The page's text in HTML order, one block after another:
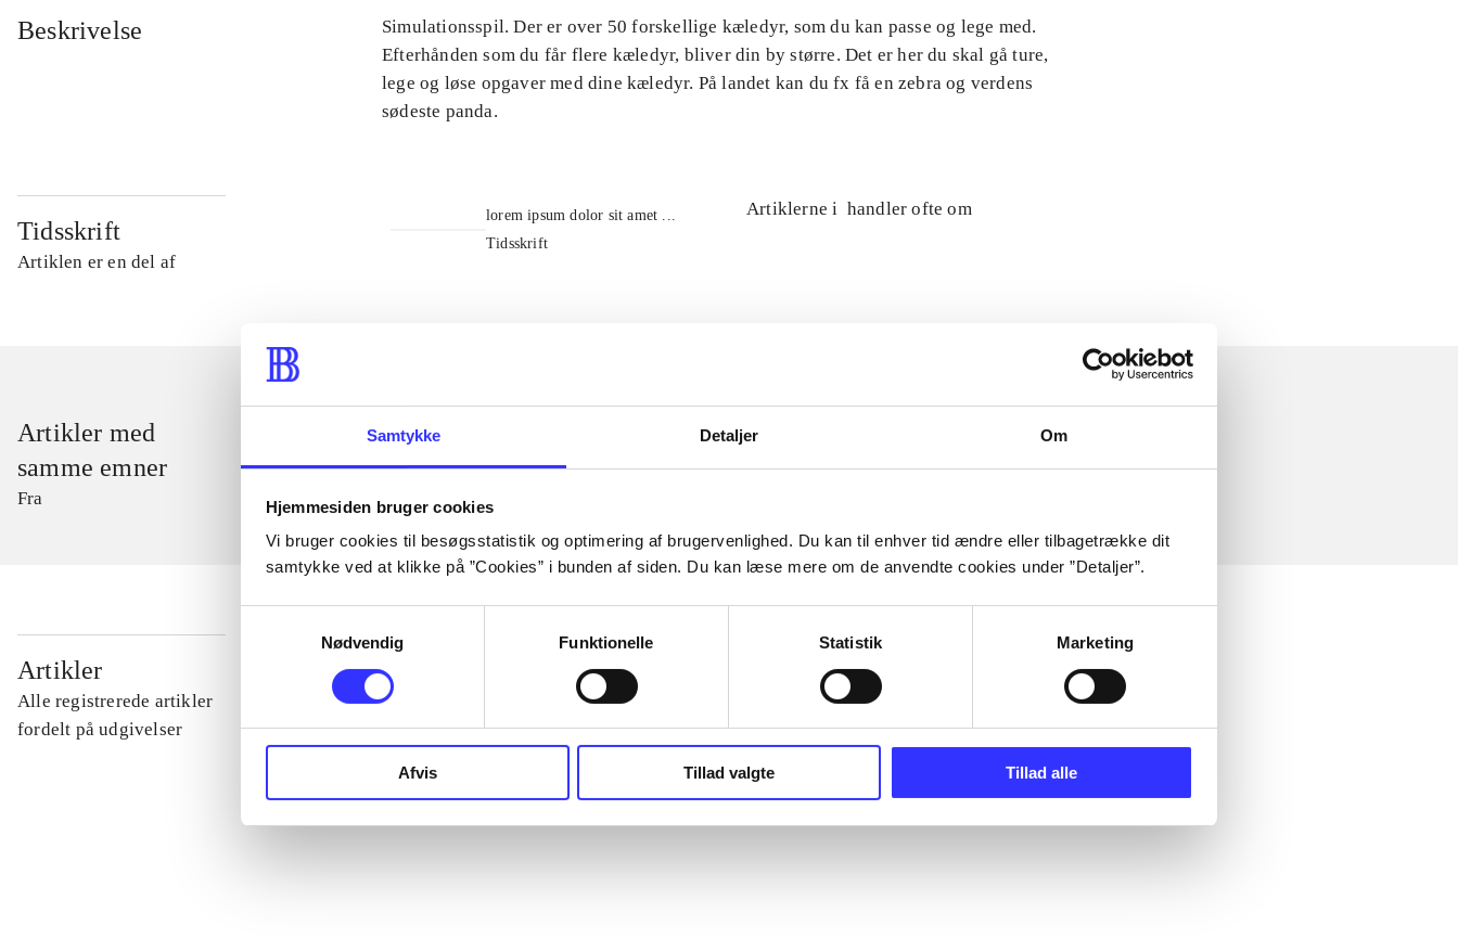
Samtykke Detaljer Om
Hjemmesiden bruger cookies
Vi bruger cookies til besøgsstatistik og optimering af brugervenlighed. Du kan til enhver tid ændre eller tilbagetrække dit
samtykke ved at klikke på ”Cookies” i bunden af siden. Du kan læse mere om de anvendte cookies under ”Detaljer”.
Nødvendig
Funktionelle Statistik Marketing
Afvis Tillad valgte Tillad alle
Beskrivelse
Simulationsspil. Der er over 50 forskellige kæledyr, som du kan passe og lege med.
Efterhånden som du får flere kæledyr, bliver din by større. Det er her du skal gå ture,
lege og løse opgaver med dine kæledyr. På landet kan du fx få en zebra og verdens
sødeste panda.
Tidsskrift
Artiklen er en del af
lorem ipsum dolor sit amet ...
Tidsskrift
Artiklerne i handler ofte om
Artikler med
samme emner
Fra
Artikler
Alle registrerede artikler
fordelt på udgivelser
...
...
...